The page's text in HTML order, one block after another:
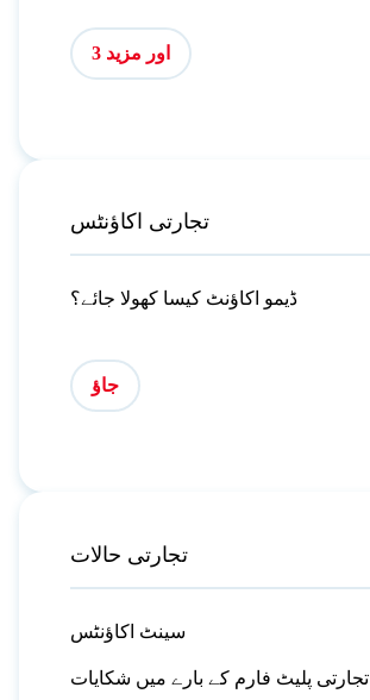
اور مزید 3
تجارتی اکاؤنٹس
ڈیمو اکاؤنٹ کیسا کھولا جائے؟
جاؤ
تجارتی حالات
سینٹ اکاؤنٹس
تجارتی پلیٹ فارم کے بارے میں شکایات